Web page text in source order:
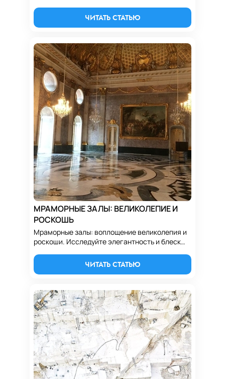
для вечной красоты ваших окон.
ЧИТАТЬ СТАТЬЮ
МРАМОРНЫЕ ЗАЛЫ: ВЕЛИКОЛЕПИЕ И
РОСКОШЬ
Мраморные залы: воплощение великолепия и
роскоши. Исследуйте элегантность и блеск
уникальную изысканность и статус.
ЧИТАТЬ СТАТЬЮ